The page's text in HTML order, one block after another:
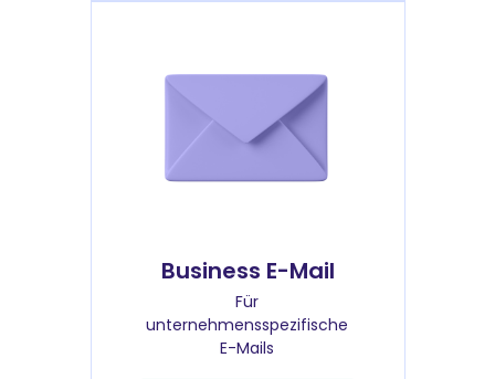
Business E-Mail
Für
unternehmensspezifische
E-Mails